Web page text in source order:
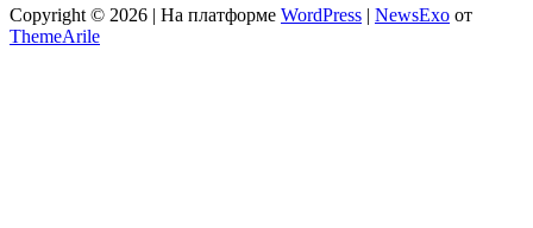
Copyright © 2026 | На платформе WordPress NewsExo от
ThemeArile